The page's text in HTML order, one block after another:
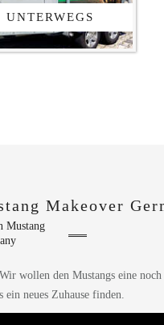
Makeover
Mustang
wollen den Mustangs eine
ein neues Zuhause finden.